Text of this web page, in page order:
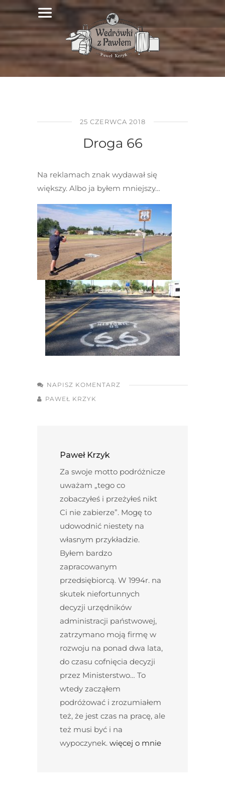
25 CZERWCA 2018
Droga 66
Na reklamach znak wydawał się
większy. Albo ja byłem mniejszy…
NAPISZ KOMENTARZ
PAWEŁ KRZYK
Paweł Krzyk
Za swoje motto podróżnicze
uważam „tego co
zobaczyłeś i przeżyłeś nikt
Ci nie zabierze”. Mogę to
udowodnić niestety na
własnym przykładzie.
Byłem bardzo
zapracowanym
przedsiębiorcą. W 1994r. na
skutek niefortunnych
decyzji urzędników
administracji państwowej,
zatrzymano moją firmę w
rozwoju na ponad dwa lata,
do czasu cofnięcia decyzji
przez Ministerstwo… To
wtedy zacząłem
podróżować i zrozumiałem
też, że jest czas na pracę, ale
też musi być i na
wypoczynek. więcej o mnie